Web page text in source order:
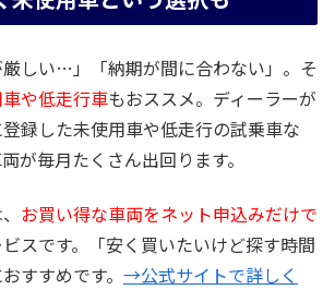
しい…」「納期が間に合わない」。そ
や低走行車もおススメ。ディーラーが
録した未使用車や低走行の試乗車な
が毎月たくさん出回ります。
お買い得な車両をネット申込みだけで
スです。「安く買いたいけど探す時間
すすめです。 →公式サイトで詳しく